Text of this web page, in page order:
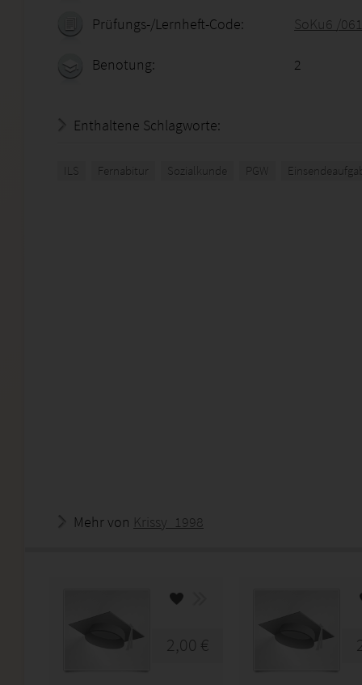
Prüfungs-/Lernheft-Code: SoKu6 /
Benotung: 2
Enthaltene Schlagworte:
ILS Fernabitur Sozialkunde PGW
Mehr von Krissy_1998
2,00 €